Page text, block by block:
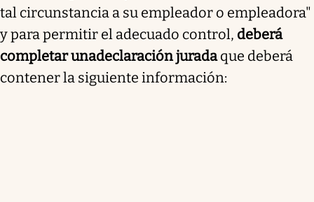
tal circunstancia a su empleador o empleadora"
y para permitir el adecuado control, deberá
completar unadeclaración juradaque deberá
contener la siguiente información: